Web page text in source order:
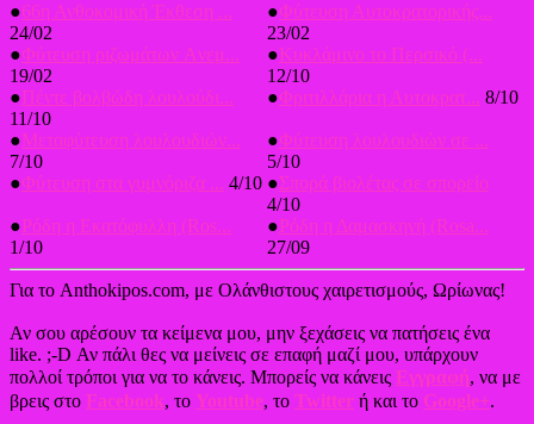
●66η Ανθοκομική Έκθεση ...
24/02
●Φύτευση Αυτοκρατορικής...
23/02
●Φύτευση ριζωμάτων Aνεμ...
19/02
● Κυκλάμινο το Περσικό (...
12/10
● Πέντε βολβώδη λουλούδι...
11/10
●Φριτιλλάρια η Αυτοκρατ... 8/10
● Μεταφύτευση λουλουδιών...
7/10
●Φύτευση λουλουδιών σε ...
5/10
●Φύτευση στα γυμνόριζα ... 4/10 ●Σπορά βιολέτας σε σπορείο
4/10
● Ρόδη η Εκατόφυλλη (Ros...
1/10
● Ρόδη η Δαμασκηνή (Rosa...
27/09
Για το Anthokipos.com, με Ολάνθιστους χαιρετισμούς, Ωρίωνας!
Αν σου αρέσουν τα κείμενα μου, μην ξεχάσεις να πατήσεις ένα
like. ;-D Αν πάλι θες να μείνεις σε επαφή μαζί μου, υπάρχουν
πολλοί τρόποι για να το κάνεις. Μπορείς να κάνεις Εγγραφή, να με
βρεις στο Facebook, το Youtube, το Twitter ή και το Google+.